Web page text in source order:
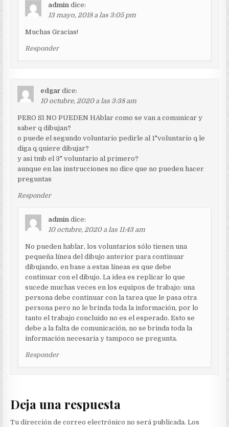
admin dice:
13 mayo, 2018 a las 3:05 pm
Muchas Gracias!
Responder
edgar dice:
10 octubre, 2020 a las 3:38 am
PERO SI NO PUEDEN HAblar como se van a comunicar y
saber q dibujan?
o puede el segundo voluntario pedirle al 1°voluntario q le
diga q quiere dibujar?
y asi tmb el 3° voluntario al primero?
aunque en las instrucciones no dice que no pueden hacer
preguntas
Responder
admin dice:
10 octubre, 2020 a las 11:43 am
No pueden hablar, los voluntarios sólo tienen una
pequeña línea del dibujo anterior para continuar
dibujando, en base a estas líneas es que debe
continuar con el dibujo. La idea es replicar lo que
sucede muchas veces en los equipos de trabajo: una
persona debe continuar con la tarea que le pasa otra
persona pero no le brinda toda la información, por lo
tanto el trabajo concluido no es el esperado. Esto se
debe a la falta de comunicación, no se brinda toda la
información necesaria y tampoco se pregunta.
Responder
Deja una respuesta
Tu dirección de correo electrónico no será publicada. Los